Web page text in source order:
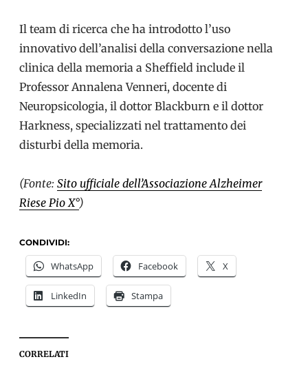
Il team di ricerca che ha introdotto l’uso
innovativo dell’analisi della conversazione nella
clinica della memoria a Sheffield include il
Professor Annalena Venneri, docente di
Neuropsicologia, il dottor Blackburn e il dottor
Harkness, specializzati nel trattamento dei
disturbi della memoria.
(Fonte: Sito ufficiale dell’Associazione Alzheimer
Riese Pio X°)
CONDIVIDI:
WhatsApp Facebook X
LinkedIn Stampa
CORRELATI